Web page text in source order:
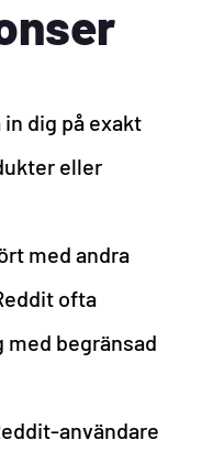
dig på exakt
eller
med andra
ofta
begränsad
användare